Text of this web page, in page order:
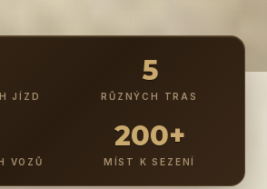
JÍZD
5
RŮZNÝCH TRAS
VOZŮ
200+
MÍST K SEZENÍ